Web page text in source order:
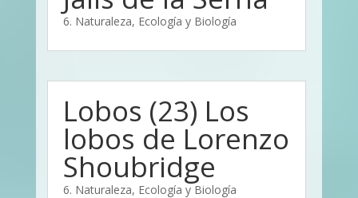
6. Naturaleza, Ecología y Biología
Lobos (23) Los
lobos de Lorenzo
Shoubridge
6. Naturaleza, Ecología y Biología